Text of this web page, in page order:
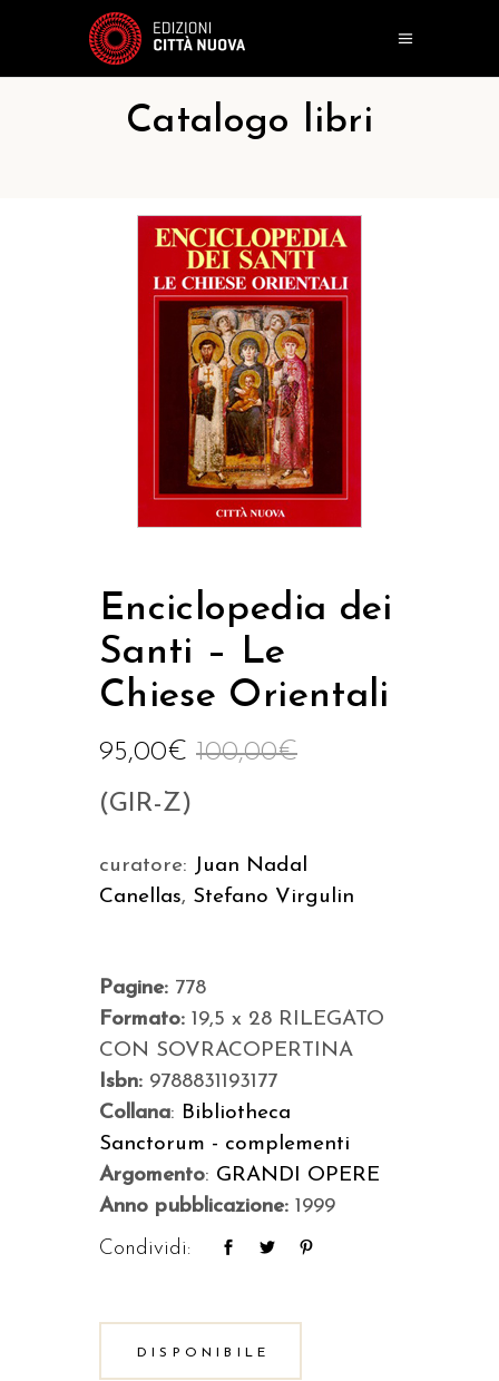
Catalogo libri
Enciclopedia dei
Santi – Le
Chiese Orientali
100,00€
95,00€
(GIR-Z)
curatore: Juan Nadal
Canellas, Stefano Virgulin
Pagine: 778
Formato: 19,5 x 28 RILEGATO
CON SOVRACOPERTINA
Isbn: 9788831193177
Collana: Bibliotheca
Sanctorum - complementi
Argomento: GRANDI OPERE
Anno pubblicazione: 1999
Condividi:
DISPONIBILE